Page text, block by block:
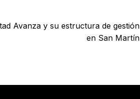
Avanza y su estructura de gestión
en San Martín